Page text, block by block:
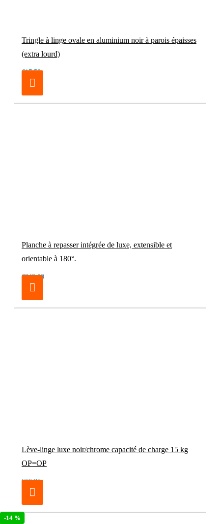
-14 %
Tringle à linge ovale en aluminium noir à parois épaisses
(extra lourd)
€17.50
Planche à repasser intégrée de luxe, extensible et
orientable à 180°.
€249.00
Lève-linge luxe noir/chrome capacité de charge 15 kg
OP=OP
€69.00